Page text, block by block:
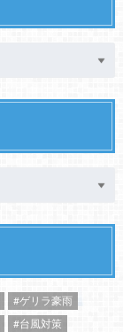
#ゲリラ豪雨
#台風対策